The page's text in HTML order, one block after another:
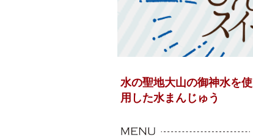
水の聖地大山の御神水を使
用した水まんじゅう